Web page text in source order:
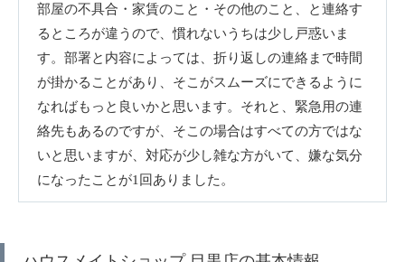
部屋の不具合・家賃のこと・その他のこと、と連絡す
るところが違うので、慣れないうちは少し戸惑いま
す。部署と内容によっては、折り返しの連絡まで時間
が掛かることがあり、そこがスムーズにできるように
なればもっと良いかと思います。それと、緊急用の連
絡先もあるのですが、そこの場合はすべての方ではな
いと思いますが、対応が少し雑な方がいて、嫌な気分
になったことが1回ありました。